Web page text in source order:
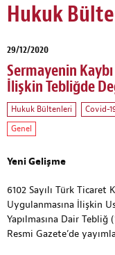
Hukuk
29/12/2020
Sermayenin
İlişkin Tebliğde
Hukuk Bültenleri Covid-
Genel
Yeni Gelişme
6102 Sayılı Türk Ticaret
Uygulanmasına İlişkin
Yapılmasına Dair Tebliğ
Resmi Gazete’de